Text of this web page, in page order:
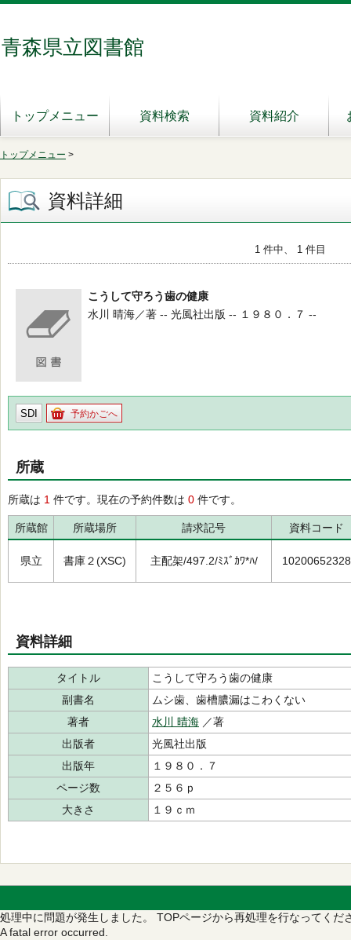
青森県立図書館
トップメニュー 資料検索 資料紹介
トップメニュー >
資料詳細
1 件中、 1 件目
こうして守ろう歯の健康
水川 晴海／著 -- 光風社出版 -- １９８０．７ --
SDI 予約かごへ
所蔵
所蔵は 1 件です。現在の予約件数は 0 件です。
所蔵館 所蔵場所 請求記号 資料コード
県立 書庫２(XSC) 主配架/497.2/ﾐｽﾞｶﾜ*ﾊ/ 10200652328
資料詳細
タイトル
こうして守ろう歯の健康
副書名
ムシ歯、歯槽膿漏はこわくない
著者
水川 晴海 ／著
出版者
光風社出版
出版年
１９８０．７
ページ数
２５６ｐ
大きさ
１９ｃｍ
処理中に問題が発生しました。 TOPページから再処理を行なってくだ
A fatal error occurred.